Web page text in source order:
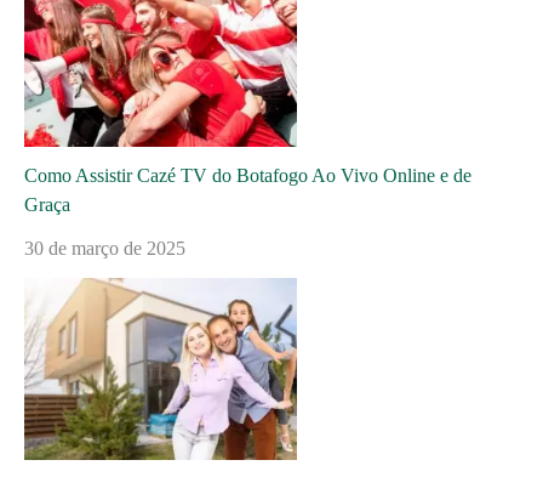
Como Assistir Cazé TV do Botafogo Ao Vivo Online e de
Graça
30 de março de 2025